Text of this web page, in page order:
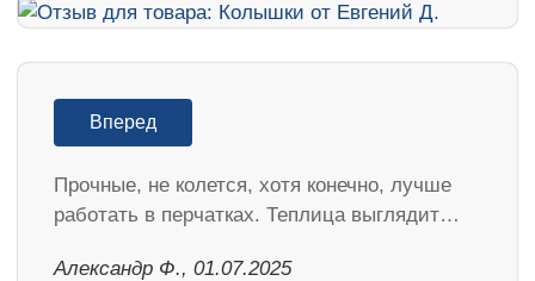
Вперед
Прочные, не колется, хотя конечно, лучше
работать в перчатках. Теплица выглядит…
Александр Ф., 01.07.2025